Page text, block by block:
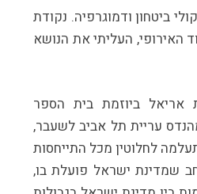
ביטחון ודמוגרפיה. נקודת
האירופי, העליתי את הנושא
אריאל ביוזמת בית הספר
עריית תל אביב לשעבר,
תמ"א 35. לטענתו, התכנית התעלמה לחלוטין מכל התייחסות
שמדינת ישראל פועלת בו,